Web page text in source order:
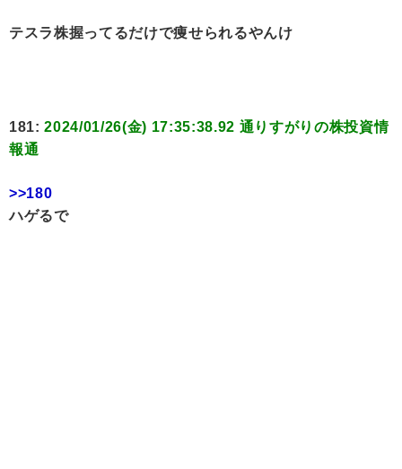
テスラ株握ってるだけで痩せられるやんけ
181:2024/01/26(金) 17:35:38.92 通りすがりの株投資情
報通
>>180
ハゲるで